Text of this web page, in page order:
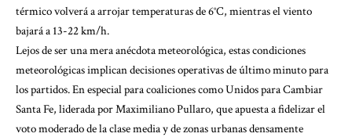
térmico volverá a arrojar temperaturas de 6°C, mientras el viento
bajará a 13-22 km/h.
Lejos de ser una mera anécdota meteorológica, estas condiciones
meteorológicas implican decisiones operativas de último minuto para
los partidos. En especial para coaliciones como Unidos para Cambiar
Santa Fe, liderada por Maximiliano Pullaro, que apuesta a fidelizar el
voto moderado de la clase media y de zonas urbanas densamente